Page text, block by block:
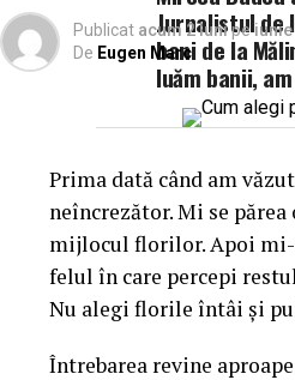
Jurnalistul de
bani de la
luăm banii,
Publicat acum 2 lunipe iunie
De Eugen Marc
Prima dată când am
neîncrezător. Mi se
mijlocul florilor. Apoi mi-
felul în care percepi
Nu alegi florile întâi și
Întrebarea revine